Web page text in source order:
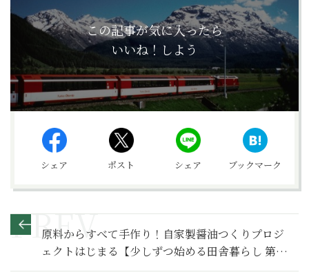
この記事が気に入ったら
いいね！しよう
シェア ポスト シェア ブックマーク
原料からすべて手作り！自家製醤油つくりプロジ
ェクトはじまる【少しずつ始める田舎暮らし 第2
回】